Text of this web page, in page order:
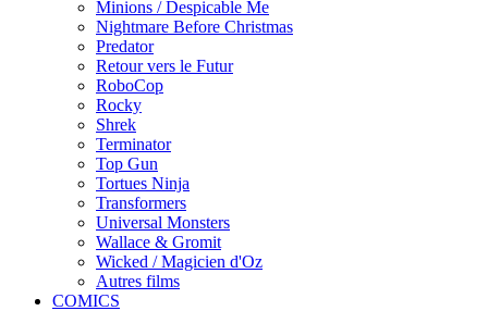
Minions / Despicable Me
Nightmare Before Christmas
Predator
Retour vers le Futur
RoboCop
Rocky
Shrek
Terminator
Top Gun
Tortues Ninja
Transformers
Universal Monsters
Wallace & Gromit
Wicked / Magicien d'Oz
Autres films
COMICS